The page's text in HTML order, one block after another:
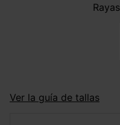
Ver la guía de tallas